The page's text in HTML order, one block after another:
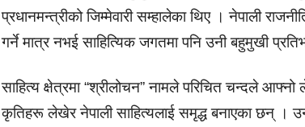
प्रधानमन्त्रीको जिम्मेवारी सम्हालेका थिए । नेपाली
गर्ने मात्र नभई साहित्यिक जगतमा पनि उनी बहुमुखी
साहित्य क्षेत्रमा “श्रीलोचन” नामले परिचित चन्दले
कृतिहरू लेखेर नेपाली साहित्यलाई समृद्ध बनाएका छन् ।